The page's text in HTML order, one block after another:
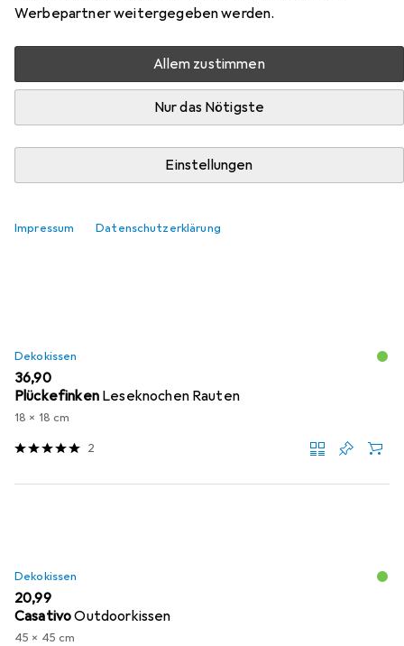
Werbepartner weitergegeben werden.
Allem zustimmen
Nur das Nötigste
Einstellungen
Impressum Datenschutzerklärung
Relevanz
Flauschiges Dekokissen 45x45 cm -
Traumhaft weicher Kissenbezug in Fell-Optik, Graues
2
Dekokissen
EUR
36,90
Plückefinken Leseknochen Rauten
18 x 18 cm
2
Dekokissen
EUR
20,99
CasativoOutdoorkissen
45 x 45 cm